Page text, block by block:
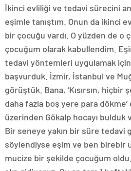
İkinci evliliği ve tedavi sürecini
eşimle tanıştım. Onun da ikinci
bir çocuğu vardı. O yüzden de o
çocuğum olarak kabullendim.
tedavi yöntemleri uygulamak
başvurduk. İzmir, İstanbul ve
görüştük. Bana, ‘Kısırsın,
daha fazla boş yere para
üzerinden Gökalp hocayı bulduk
Bir seneye yakın bir süre tedavi
söylendiyse eşim ve ben birebir
mucize bir şekilde çocuğum